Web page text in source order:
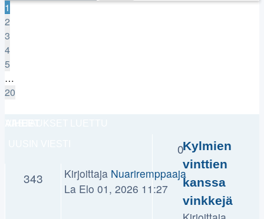
1
2
3
4
5
…
20
Kylmien
vinttien
kanssa
vinkkejä
0
343
Kirjoittaja Nuariremppaaja
La Elo 01, 2026 11:27